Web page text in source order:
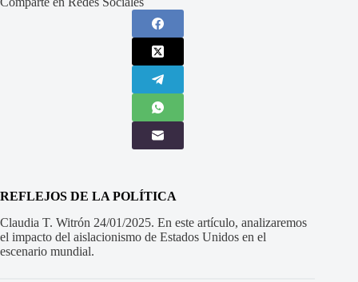
REFLEJOS DE LA POLÍTICA
Claudia T. Witrón 24/01/2025. En este artículo, analizaremos
el impacto del aislacionismo de Estados Unidos en el
escenario mundial.